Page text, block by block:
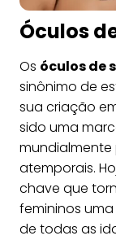
Óculos
Os óculos de
sinônimo de
sua criação
sido uma
mundialmente
atemporais.
chave que
femininos
de todas as